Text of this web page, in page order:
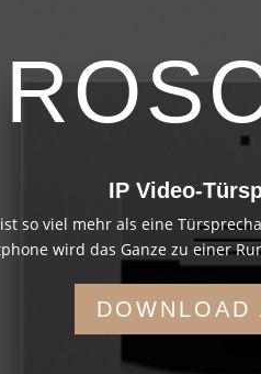
IP Video-
ist so viel mehr als eine
wird das Ganze zu einer
DOWNLOAD